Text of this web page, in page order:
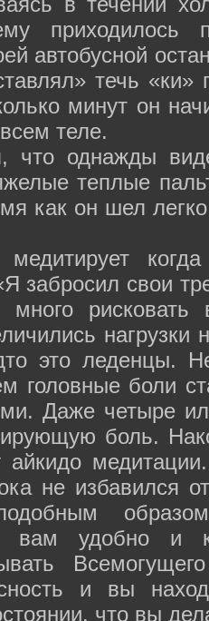
приходилось
автобусной
течь «ки»
минут он
теле.
что однажды
теплые
как он шел
медитирует
забросил свои
много
нагрузки
это леденцы.
головные боли
Даже четыре
боль.
айкидо
не избавился
подобным
вам удобно и
и вы
что вы